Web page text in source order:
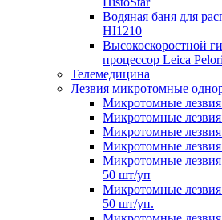
Водяная баня для
HI1210
Высокоскоростной
процессор Leica
Телемедицина
Лезвия микротомные
Микротомные
Микротомные
Микротомные лезвия
Микротомные
Микротомные
50 шт/уп
Микротомные
50 шт/уп.